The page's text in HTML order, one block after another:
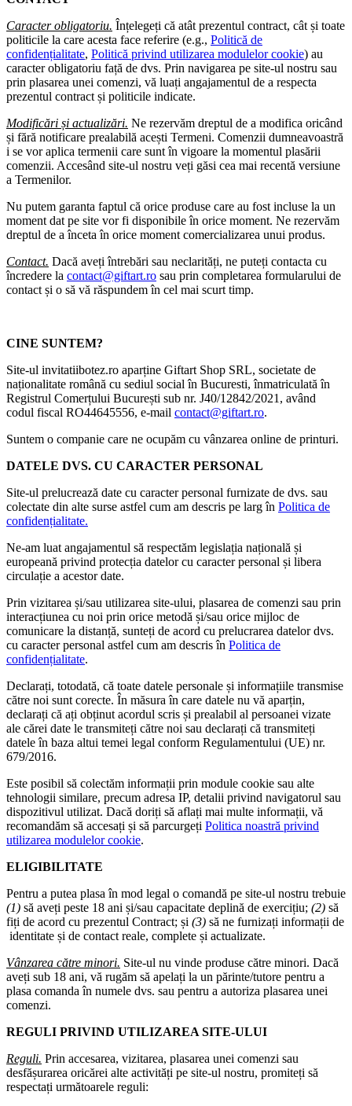
Caracter obligatoriu. Înțelegeți că atât prezentul contract, cât și toate
politicile la care acesta face referire (e.g., Politică de
confidențialitate, Politică privind utilizarea modulelor cookie) au
caracter obligatoriu față de dvs. Prin navigarea pe site-ul nostru sau
prin plasarea unei comenzi, vă luați angajamentul de a respecta
prezentul contract și politicile indicate.
Modificări și actualizări. Ne rezervăm dreptul de a modifica oricând
și fără notificare prealabilă acești Termeni. Comenzii dumneavoastră
i se vor aplica termenii care sunt în vigoare la momentul plasării
comenzii. Accesând site-ul nostru veți găsi cea mai recentă versiune
a Termenilor.
Nu putem garanta faptul că orice produse care au fost incluse la un
moment dat pe site vor fi disponibile în orice moment. Ne rezervăm
dreptul de a înceta în orice moment comercializarea unui produs.
Contact. Dacă aveți întrebări sau neclarități, ne puteți contacta cu
încredere la contact@giftart.ro sau prin completarea formularului de
contact și o să vă răspundem în cel mai scurt timp.
CINE SUNTEM?
Site-ul invitatiibotez.ro aparține Giftart Shop SRL, societate de
naționalitate română cu sediul social în Bucuresti, înmatriculată în
Registrul Comerțului București sub nr. J40/12842/2021, având
codul fiscal RO44645556, e-mail contact@giftart.ro.
Suntem o companie care ne ocupăm cu vânzarea online de printuri.
DATELE DVS. CU CARACTER PERSONAL
Site-ul prelucrează date cu caracter personal furnizate de dvs. sau
colectate din alte surse astfel cum am descris pe larg în Politica de
confidențialitate.
Ne-am luat angajamentul să respectăm legislația națională și
europeană privind protecția datelor cu caracter personal și libera
circulație a acestor date.
Prin vizitarea și/sau utilizarea site-ului, plasarea de comenzi sau prin
interacțiunea cu noi prin orice metodă și/sau orice mijloc de
comunicare la distanță, sunteți de acord cu prelucrarea datelor dvs.
cu caracter personal astfel cum am descris în Politica de
confidențialitate.
Declarați, totodată, că toate datele personale și informațiile transmise
către noi sunt corecte. În măsura în care datele nu vă aparțin,
declarați că ați obținut acordul scris și prealabil al persoanei vizate
ale cărei date le transmiteți către noi sau declarați că transmiteți
datele în baza altui temei legal conform Regulamentului (UE) nr.
679/2016.
Este posibil să colectăm informații prin module cookie sau alte
tehnologii similare, precum adresa IP, detalii privind navigatorul sau
dispozitivul utilizat. Dacă doriți să aflați mai multe informații, vă
recomandăm să accesați și să parcurgeți Politica noastră privind
utilizarea modulelor cookie.
ELIGIBILITATE
Pentru a putea plasa în mod legal o comandă pe site-ul nostru trebuie
(1) să aveți peste 18 ani și/sau capacitate deplină de exercițiu; (2) să
fiți de acord cu prezentul Contract; și (3) să ne furnizați informații de
identitate și de contact reale, complete și actualizate.
Vânzarea către minori. Site-ul nu vinde produse către minori. Dacă
aveți sub 18 ani, vă rugăm să apelați la un părinte/tutore pentru a
plasa comanda în numele dvs. sau pentru a autoriza plasarea unei
comenzi.
REGULI PRIVIND UTILIZAREA SITE-ULUI
Reguli. Prin accesarea, vizitarea, plasarea unei comenzi sau
desfășurarea oricărei alte activități pe site-ul nostru, promiteți să
respectați următoarele reguli: